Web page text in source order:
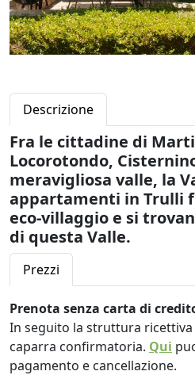
Descrizione
Fra le cittadine di
Locorotondo,
meravigliosa valle, la
appartamenti in Trulli
eco-villaggio e si
di questa Valle.
Prezzi
Prenota senza carta di
In seguito la struttura
caparra confirmatoria. Qui
pagamento e cancellazione.